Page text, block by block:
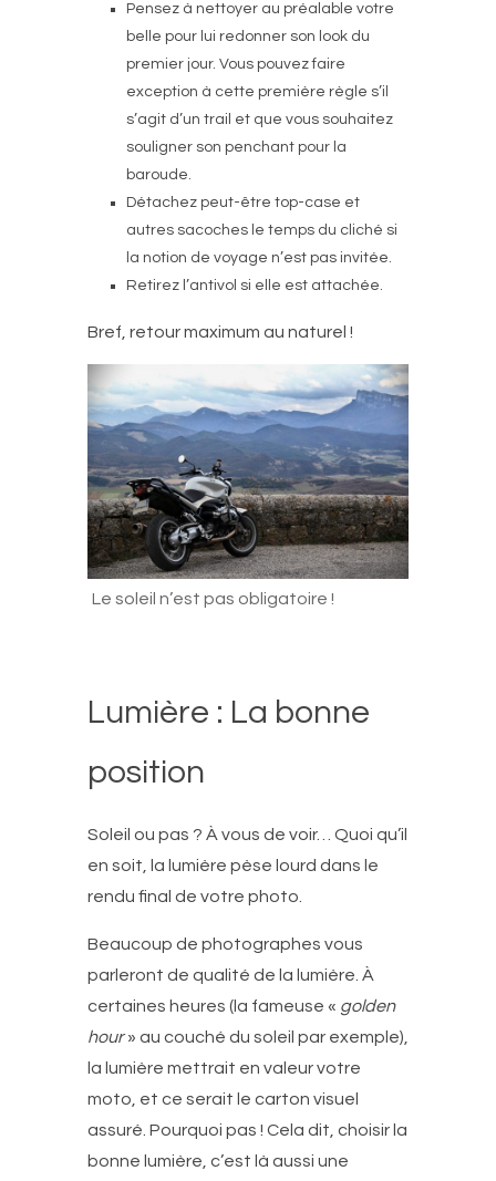
Pensez à nettoyer au préalable votre
belle pour lui redonner son look du
premier jour. Vous pouvez faire
exception à cette première règle s’il
s’agit d’un trail et que vous souhaitez
souligner son penchant pour la
baroude.
Détachez peut-être top-case et
autres sacoches le temps du cliché si
la notion de voyage n’est pas invitée.
Retirez l’antivol si elle est attachée.
Bref, retour maximum au naturel !
Le soleil n’est pas obligatoire !
Lumière : La bonne
position
Soleil ou pas ? À vous de voir… Quoi qu’il
en soit, la lumière pèse lourd dans le
rendu final de votre photo.
Beaucoup de photographes vous
parleront de qualité de la lumière. À
certaines heures (la fameuse « golden
hour» au couché du soleil par exemple),
la lumière mettrait en valeur votre
moto, et ce serait le carton visuel
assuré. Pourquoi pas ! Cela dit, choisir la
bonne lumière, c’est là aussi une